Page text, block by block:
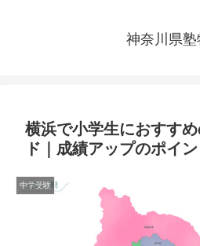
神奈川県塾
横浜で小学生におすす
ド｜成績アップのポイ
中学受験